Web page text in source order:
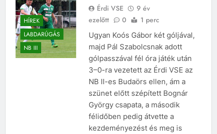
HÍREK
LABDARÚGÁS
NB III
Érdi VSE
9 év
ezelőtt
0 1 perc
Ugyan Koós Gábor két góljával,
majd Pál Szabolcsnak adott
gólpasszával fél óra játék után
3–0-ra vezetett az Érdi VSE az
NB II-es Budaörs ellen, ám a
szünet előtt szépített Bognár
György csapata, a második
félidőben pedig átvette a
kezdeményezést és meg is